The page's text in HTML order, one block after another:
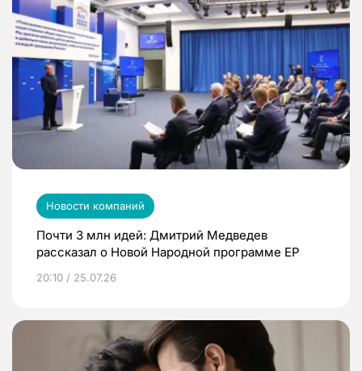
Новости компаний
Почти 3 млн идей: Дмитрий Медведев
рассказал о Новой Народной программе ЕР
20:10 / 25.07.26